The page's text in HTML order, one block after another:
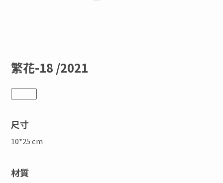
繁花-18 /2021
尺寸
10*25 cm
材質